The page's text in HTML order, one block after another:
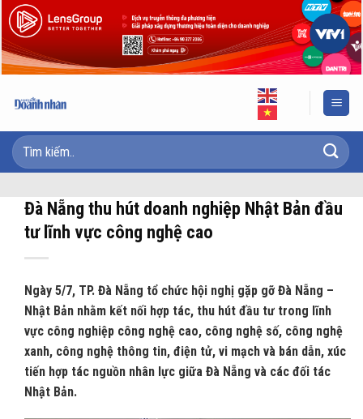
Skip
to
content
Đà Nẵng thu hút doanh nghiệp Nhật Bản đầu
tư lĩnh vực công nghệ cao
Ngày 5/7, TP. Đà Nẵng tổ chức hội nghị gặp gỡ Đà Nẵng –
Nhật Bản nhằm kết nối hợp tác, thu hút đầu tư trong lĩnh
vực công nghiệp công nghệ cao, công nghệ số, công nghệ
xanh, công nghệ thông tin, điện tử, vi mạch và bán dẫn, xúc
tiến hợp tác nguồn nhân lực giữa Đà Nẵng và các đối tác
Nhật Bản.